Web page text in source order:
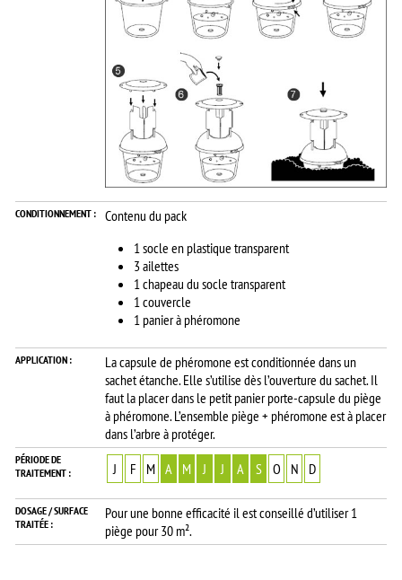
CONDITIONNEMENT :
Contenu du pack
1 socle en plastique transparent
3 ailettes
1 chapeau du socle transparent
1 couvercle
1 panier à phéromone
APPLICATION :
La capsule de phéromone est conditionnée dans un
sachet étanche. Elle s’utilise dès l’ouverture du sachet. Il
faut la placer dans le petit panier porte-capsule du piège
à phéromone. L’ensemble piège + phéromone est à placer
dans l’arbre à protéger.
PÉRIODE DE
TRAITEMENT :
J F M A M J J A S O N D
DOSAGE / SURFACE
TRAITÉE :
Pour une bonne efficacité il est conseillé d’utiliser 1
piège pour 30 m².